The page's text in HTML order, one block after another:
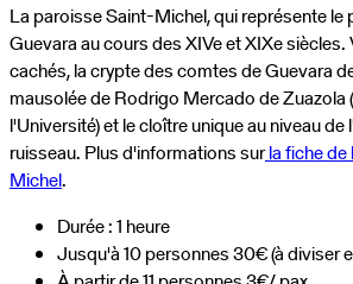
La paroisse Saint-Michel, qui représente le
Guevara au cours des XIVe et XIXe
cachés, la crypte des comtes de Guevara
mausolée de Rodrigo Mercado de Zuazola
l'Université) et le cloître unique au niveau
ruisseau. Plus d'informations surla fiche de
Michel.
Durée : 1 heure
Jusqu'à 10 personnes 30€ (à diviser